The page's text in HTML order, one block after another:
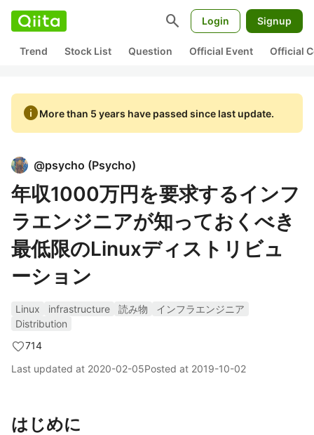
search Login Signup
Trend Stock List Question Official Event Official
infoMore than 5 years have passed since last update.
@psycho (Psycho)
年収1000万円を要求するインフ
ラエンジニアが知っておくべき
最低限のLinuxディストリビュ
ーション
Linux infrastructure 読み物
インフラエンジニア
Distribution
714
Last updated at 2020-02-05Posted at 2019-10-02
はじめに